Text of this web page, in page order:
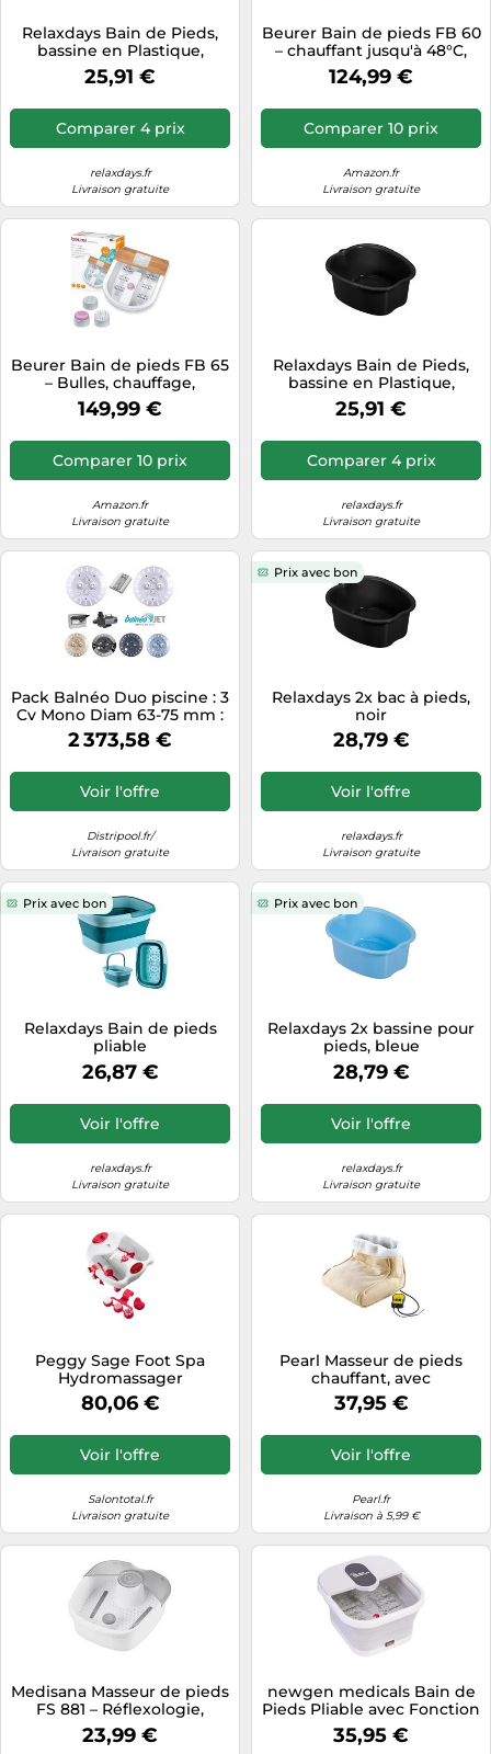
Relaxdays Bain de Pieds,
bassine en Plastique,
Lavage Pieds, Effet
Massage, HxLxP : 15 x 33 x
25,91 €
Comparer 4 prix
relaxdays.fr
Livraison gratuite
Beurer Bain de pieds FB 60
– chauffant jusqu'à 48°C,
massage, balnéothérapie,
pointure 51
124,99 €
Comparer 10 prix
Amazon.fr
Livraison gratuite
Beurer Bain de pieds FB 65
– Bulles, chauffage,
vibrations, éclairage,
pédicure rotative, jusqu'à 51
149,99 €
Comparer 10 prix
Amazon.fr
Livraison gratuite
Relaxdays Bain de Pieds,
bassine en Plastique,
Lavage Pieds, Effet
Massage, HxLxP : 15 x 33 x
25,91 €
Comparer 4 prix
relaxdays.fr
Livraison gratuite
Pack Balnéo Duo piscine : 3
Cv Mono Diam 63-75 mm :
gris foncé
2 373,58 €
Voir l'offre
Distripool.fr/
Livraison gratuite
Prix avec bon
Relaxdays 2x bac à pieds,
noir
28,79 €
Voir l'offre
relaxdays.fr
Livraison gratuite
Prix avec bon
Relaxdays Bain de pieds
pliable
26,87 €
Voir l'offre
relaxdays.fr
Livraison gratuite
Prix avec bon
Relaxdays 2x bassine pour
pieds, bleue
28,79 €
Voir l'offre
relaxdays.fr
Livraison gratuite
Peggy Sage Foot Spa
Hydromassager
80,06 €
Voir l'offre
Salontotal.fr
Livraison gratuite
Pearl Masseur de pieds
chauffant, avec
télécommande
37,95 €
Voir l'offre
Pearl.fr
Livraison à 5,99 €
Medisana Masseur de pieds
FS 881 – Réflexologie,
vibration – Jusqu'à la
pointure 44
23,99 €
newgen medicals Bain de
Pieds Pliable avec Fonction
Chauffage, Rouleaux de
Massage, Bouillonnant et
35,95 €